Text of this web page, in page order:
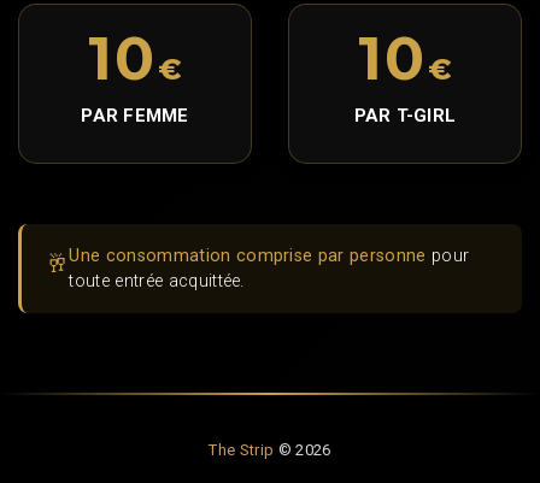
10 €
PAR FEMME
10 €
PAR T-GIRL
🥂Une consommation comprise par personne pour
toute entrée acquittée.
The Strip ©2026